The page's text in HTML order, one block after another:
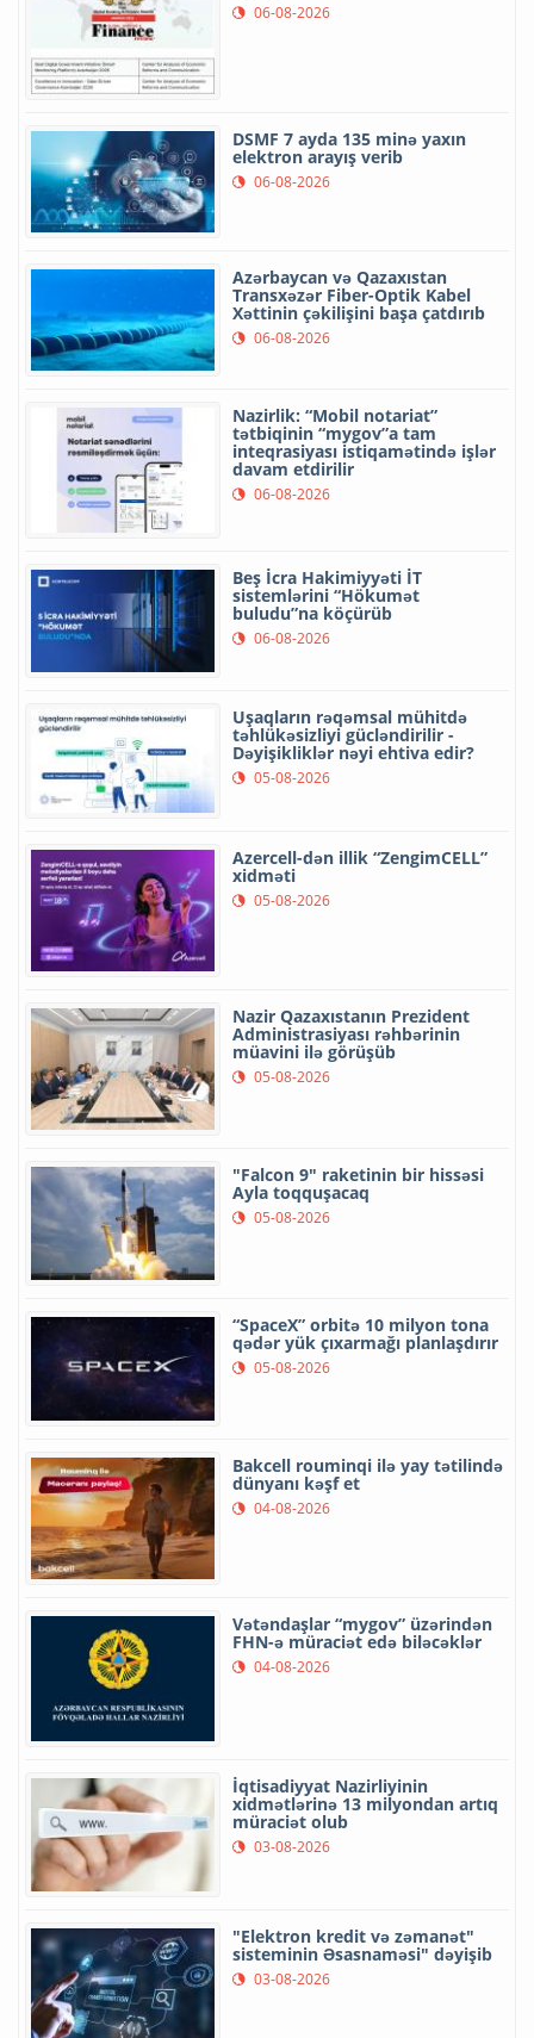
06-08-2026
DSMF 7 ayda 135 minə yaxın
elektron arayış verib
06-08-2026
Azərbaycan və Qazaxıstan
Transxəzər Fiber-Optik Kabel
Xəttinin çəkilişini başa çatdırıb
06-08-2026
Nazirlik: “Mobil notariat”
tətbiqinin “mygov”a tam
inteqrasiyası istiqamətində işlər
davam etdirilir
06-08-2026
Beş İcra Hakimiyyəti İT
sistemlərini “Hökumət
buludu”na köçürüb
06-08-2026
Uşaqların rəqəmsal mühitdə
təhlükəsizliyi gücləndirilir -
Dəyişikliklər nəyi ehtiva edir?
05-08-2026
Azercell-dən illik “ZengimCELL”
xidməti
05-08-2026
Nazir Qazaxıstanın Prezident
Administrasiyası rəhbərinin
müavini ilə görüşüb
05-08-2026
"Falcon 9" raketinin bir hissəsi
Ayla toqquşacaq
05-08-2026
“SpaceX” orbitə 10 milyon tona
qədər yük çıxarmağı planlaşdırır
05-08-2026
Bakcell rouminqi ilə yay tətilində
dünyanı kəşf et
04-08-2026
Vətəndaşlar “mygov” üzərindən
FHN-ə müraciət edə biləcəklər
04-08-2026
İqtisadiyyat Nazirliyinin
xidmətlərinə 13 milyondan artıq
müraciət olub
03-08-2026
"Elektron kredit və zəmanət"
sisteminin Əsasnaməsi" dəyişib
03-08-2026